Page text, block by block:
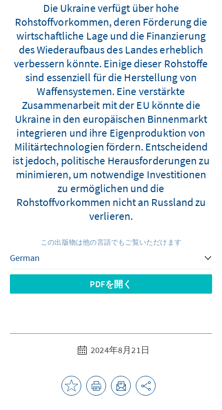
Die Ukraine verfügt über hohe
Rohstoffvorkommen, deren Förderung die
wirtschaftliche Lage und die Finanzierung
des Wiederaufbaus des Landes erheblich
verbessern könnte. Einige dieser Rohstoffe
sind essenziell für die Herstellung von
Waffensystemen. Eine verstärkte
Zusammenarbeit mit der EU könnte die
Ukraine in den europäischen Binnenmarkt
integrieren und ihre Eigenproduktion von
Militärtechnologien fördern. Entscheidend
ist jedoch, politische Herausforderungen zu
minimieren, um notwendige Investitionen
zu ermöglichen und die
Rohstoffvorkommen nicht an Russland zu
verlieren.
この出版物は他の言語でもご覧いただけます
PDFを開く
2024年8月21日